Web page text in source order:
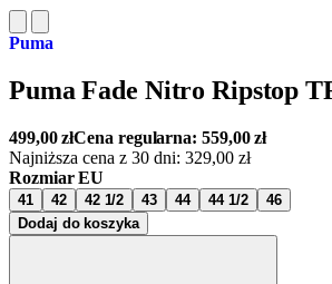
Puma
Puma Fade Nitro Ripstop
499,00złCena regularna:559,00zł
Najniższa cena z 30 dni: 329,00 zł
Rozmiar EU
41 42 42 1/2 43 44 44 1/2
46
Dodaj do koszyka